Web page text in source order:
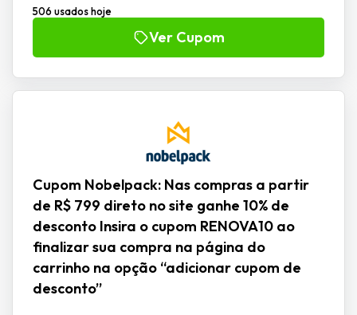
506 usados hoje
Ver Cupom
Cupom Nobelpack: Nas compras a partir
de R$ 799 direto no site ganhe 10% de
desconto Insira o cupom RENOVA10 ao
finalizar sua compra na página do
carrinho na opção “adicionar cupom de
desconto”